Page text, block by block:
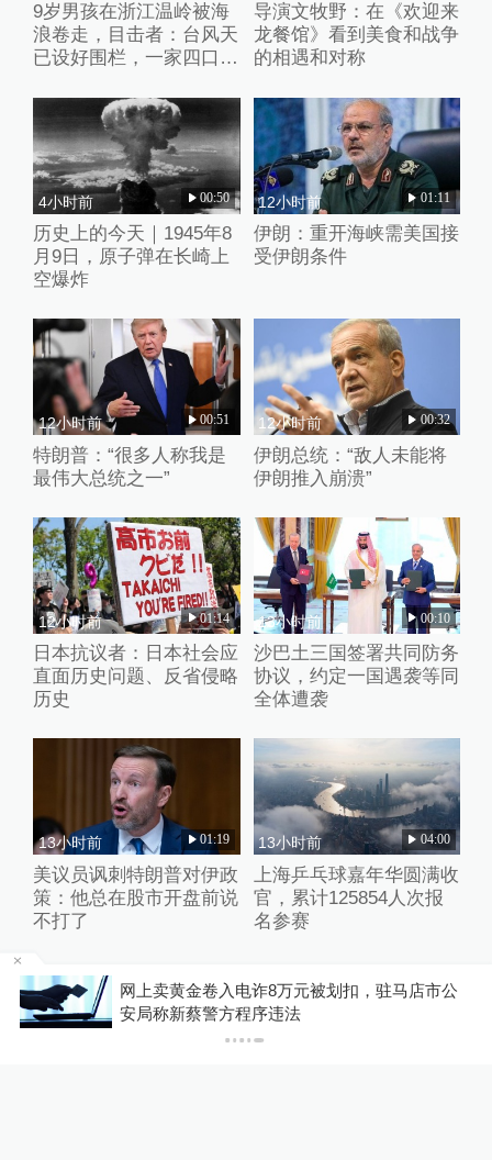
9岁男孩在浙江温岭被海
浪卷走，目击者：台风天
已设好围栏，一家四口翻
导演文牧野：在《欢迎来
龙餐馆》看到美食和战争
的相遇和对称
4小时前 00:50
历史上的今天｜1945年8
月9日，原子弹在长崎上
空爆炸
12小时前 01:11
伊朗：重开海峡需美国接
受伊朗条件
12小时前 00:51
特朗普：“很多人称我是
最伟大总统之一”
12小时前 00:32
伊朗总统：“敌人未能将
伊朗推入崩溃”
12小时前 01:14
日本抗议者：日本社会应
直面历史问题、反省侵略
历史
13小时前 00:10
沙巴土三国签署共同防务
协议，约定一国遇袭等同
全体遭袭
13小时前 01:19
美议员讽刺特朗普对伊政
策：他总在股市开盘前说
不打了
13小时前 04:00
上海乒乓球嘉年华圆满收
官，累计125854人次报
名参赛
网上卖黄金卷入电诈8万元被划扣，驻马店市公
安局称新蔡警方程序违法
关于澎湃 |联系我们|法律声明